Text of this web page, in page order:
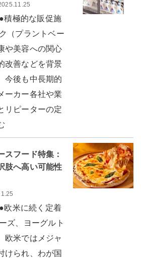
極的な販促施
（プラントベー
や美容への関心
改善などを背景
今後も中長期的
ーカー各社や業
リピーターの定
スフード特集：
肢へ高い可能性
米に続く定着
、ヨーグルト
欧米ではメジャ
けられ、わが国